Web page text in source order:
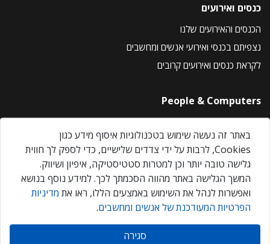
כנסים ואירועים
הכנסים והאירועים שלנו
נצפיתם בכנסי ואירועי אנשים ומחשבים
לקראת כנסים ואירועים קרובים
People & Computers
About Us
Privacy Policy
Contact Us
Our Events
אנשים ומחשבים © 2026 – כל הזכויות שמורות
באתר זה נעשה שימוש בטכנולוגיות איסוף מידע כגון
Cookies, לרבות על ידי צדדים שלישיים, כדי לספק לך חווית
גלישה טובה יותר וכן למטרות סטטיסטיקה, איפיון ושיווק.
המשך הגלישה באתר מהווה הסכמתך לכך. למידע נוסף בנושא
ואפשרות לנהל את השימוש באמצעים הללו, ראו את מדיניות
הפרטיות המעודכנת של אנשים ומחשבים.
סגירה